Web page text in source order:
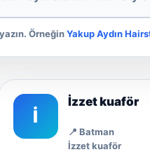
ÖrneğinYakup Aydın
İ
İzzet kuaför
📍 Batman
İzzet kuaför